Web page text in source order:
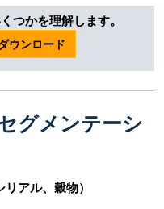
つかを理解します。
ウンロード
グメンテーシ
アル、穀物）